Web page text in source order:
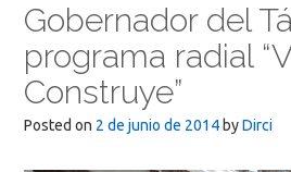
Gobernador del
programa radial
Construye”
Posted on 2 de junio de 2014 byDirci